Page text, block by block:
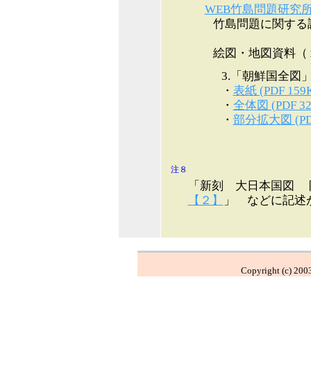
WEB竹島問題研究
竹島問題に関す
絵図・地図資料
3.「朝鮮国全図
・ 表紙 (PDF
・ 全体図 (PDF
・ 部分拡大図
注８
「新刻 大日本国図
【２】
」 などに記述
Copyright (c)